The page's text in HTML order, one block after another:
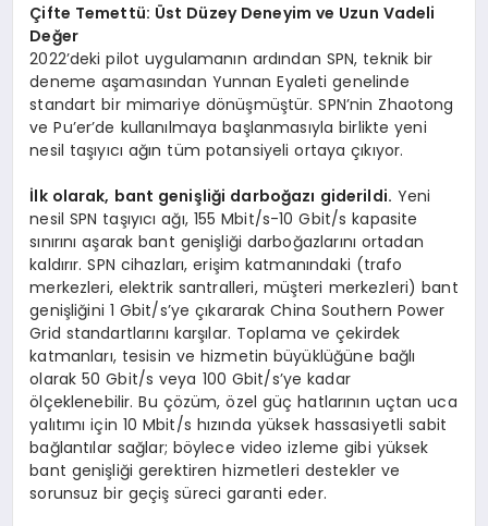
Çifte Temettü: Üst Düzey Deneyim ve Uzun Vadeli
Değer
2022’deki pilot uygulamanın ardından SPN, teknik bir
deneme aşamasından Yunnan Eyaleti genelinde
standart bir mimariye dönüşmüştür. SPN’nin Zhaotong
ve Pu’er’de kullanılmaya başlanmasıyla birlikte yeni
nesil taşıyıcı ağın tüm potansiyeli ortaya çıkıyor.
İlk olarak, bant genişliği darboğazı giderildi. Yeni
nesil SPN taşıyıcı ağı, 155 Mbit/s-10 Gbit/s kapasite
sınırını aşarak bant genişliği darboğazlarını ortadan
kaldırır. SPN cihazları, erişim katmanındaki (trafo
merkezleri, elektrik santralleri, müşteri merkezleri) bant
genişliğini 1 Gbit/s’ye çıkararak China Southern Power
Grid standartlarını karşılar. Toplama ve çekirdek
katmanları, tesisin ve hizmetin büyüklüğüne bağlı
olarak 50 Gbit/s veya 100 Gbit/s’ye kadar
ölçeklenebilir. Bu çözüm, özel güç hatlarının uçtan uca
yalıtımı için 10 Mbit/s hızında yüksek hassasiyetli sabit
bağlantılar sağlar; böylece video izleme gibi yüksek
bant genişliği gerektiren hizmetleri destekler ve
sorunsuz bir geçiş süreci garanti eder.